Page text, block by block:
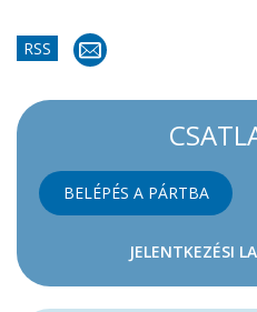
RSS
BELÉPÉS A PÁRTBA
JELENTKEZÉSI